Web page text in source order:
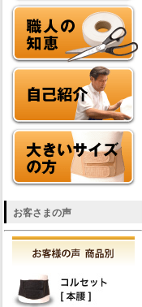
お客さまの声